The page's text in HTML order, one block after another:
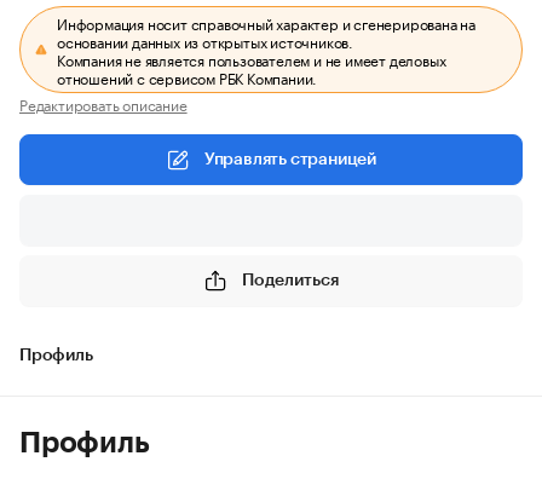
Информация носит справочный характер и сгенерирована на
основании данных из открытых источников.
Компания не является пользователем и не имеет деловых
отношений с сервисом РБК Компании.
Редактировать описание
Управлять страницей
Поделиться
Профиль
Профиль